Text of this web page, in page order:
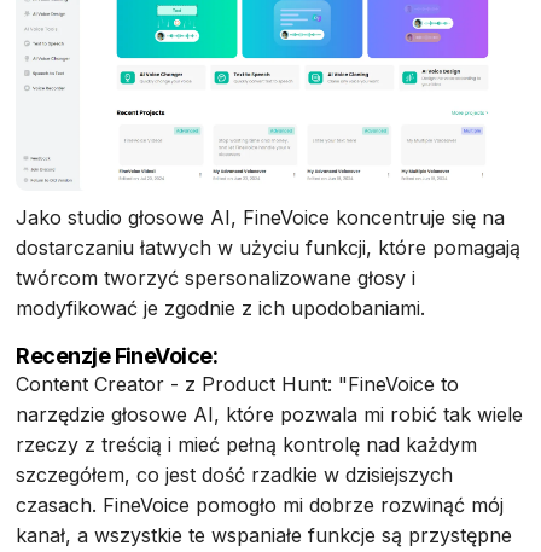
Jako studio głosowe AI, FineVoice koncentruje się na
dostarczaniu łatwych w użyciu funkcji, które pomagają
twórcom tworzyć spersonalizowane głosy i
modyfikować je zgodnie z ich upodobaniami.
Recenzje FineVoice:
Content Creator - z Product Hunt: "FineVoice to
narzędzie głosowe AI, które pozwala mi robić tak wiele
rzeczy z treścią i mieć pełną kontrolę nad każdym
szczegółem, co jest dość rzadkie w dzisiejszych
czasach. FineVoice pomogło mi dobrze rozwinąć mój
kanał, a wszystkie te wspaniałe funkcje są przystępne